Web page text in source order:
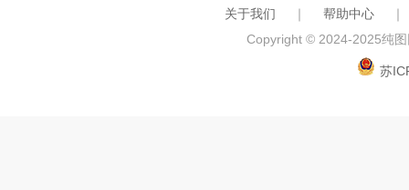
关于我们 ｜ 帮助中心
｜
Copyright © 2024-2025纯
苏